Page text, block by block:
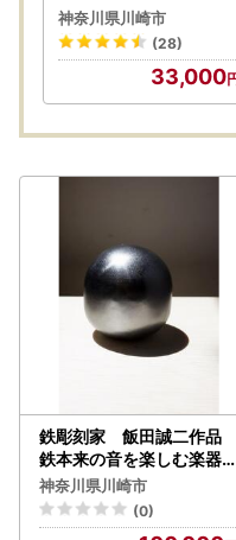
-FDX670(N) ｜アイロ
ン
神奈川県川崎市
(28)
33,000
鉄彫刻家 飯田誠二作品
鉄本来の音を楽しむ楽器「
Sei」（シルバー素地色タ
イプ）
神奈川県川崎市
(0)